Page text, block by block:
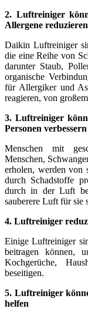
2. Luftreiniger
Allergene reduzieren
Daikin Luftreiniger
die eine Reihe von
darunter Staub,
organische
für Allergiker und
reagieren, von
3. Luftreiniger
Personen verbessern
Menschen mit
Menschen,
erholen, werden von
durch Schadstoffe
durch in der Luft
sauberere Luft für sie
4. Luftreiniger
Einige Luftreiniger
beitragen können,
Kochgerüche,
beseitigen.
5. Luftreiniger
helfen